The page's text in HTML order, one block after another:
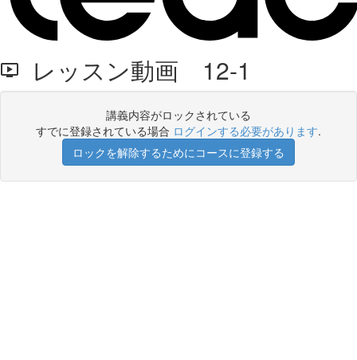
レッスン動画 12-1
講義内容がロックされている
すでに登録されている場合 ログインする必要があります.
ロックを解除するためにコースに登録する